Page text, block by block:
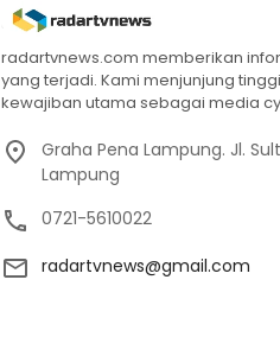
radartvnews.com memberikan
yang terjadi. Kami menjunjung
kewajiban utama sebagai media
Graha Pena Lampung. Jl.
Lampung
0721-5610022
radartvnews@gmail.com